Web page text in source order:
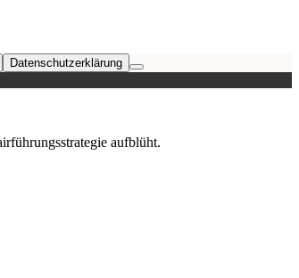
Datenschutzerklärung
aufblüht.